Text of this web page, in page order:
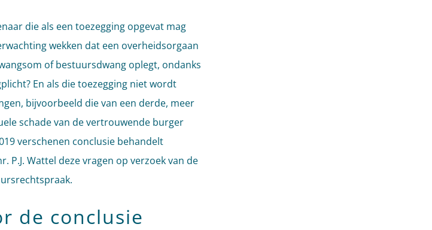
die als een toezegging opgevat mag
wekken dat een overheidsorgaan
of bestuursdwang oplegt, ondanks
En als die toezegging niet wordt
bijvoorbeeld die van een derde, meer
schade van de vertrouwende burger
verschenen conclusie behandelt
P.J. Wattel deze vragen op verzoek van de
de conclusie